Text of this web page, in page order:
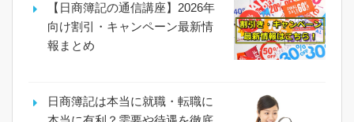
【日商簿記の通信講座】2026年
向け割引・キャンペーン最新情
報まとめ
日商簿記は本当に就職・転職に